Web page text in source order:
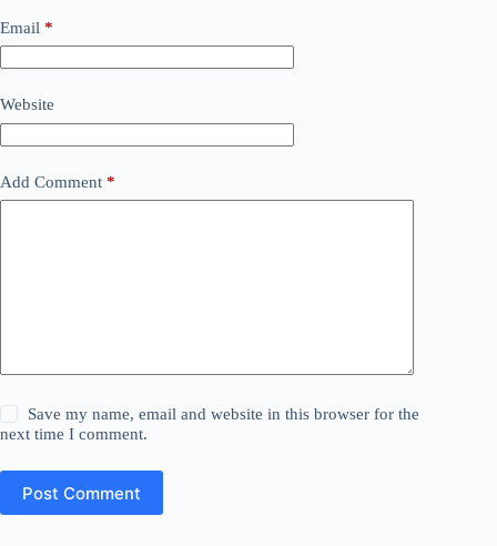
Email *
Website
Add Comment *
Save my name, email and website in this browser for the
next time I comment.
Post Comment